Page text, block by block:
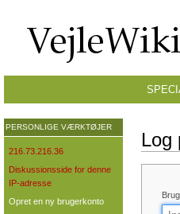
Log
PERSONLIGE VÆRKTØJER
216.73.216.36
Diskussionsside for denne
IP-adresse
Opret en ny brugerkonto